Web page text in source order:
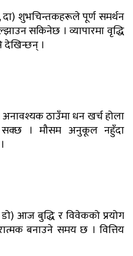
दा) शुभचिन्तकहरूले पूर्ण समर्थन
सकिनेछ । व्यापारमा वृद्धि
देखिन्छन् ।
ठाउँमा धन खर्च होला
सक्छ । मौसम अनुकूल नहुँदा
डो) आज बुद्धि र विवेकको प्रयोग
बनाउने समय छ । वित्तिय